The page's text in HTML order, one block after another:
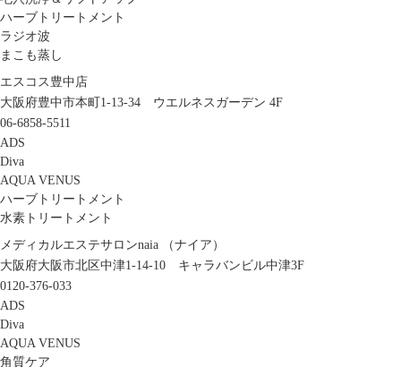
ハーブトリートメント
ラジオ波
まこも蒸し
エスコス豊中店
大阪府豊中市本町1-13-34 ウエルネスガーデン 4F
06-6858-5511
ADS
Diva
AQUA VENUS
ハーブトリートメント
水素トリートメント
メディカルエステサロンnaia （ナイア）
大阪府大阪市北区中津1-14-10 キャラバンビル中津3F
0120-376-033
ADS
Diva
AQUA VENUS
角質ケア